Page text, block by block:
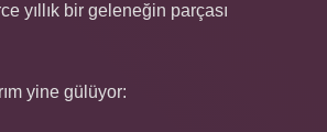
yıllık bir geleneğin parçası
yine gülüyor: